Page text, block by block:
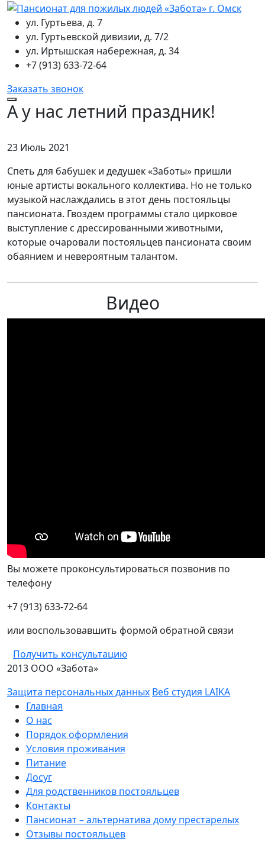
ул. Гуртьева, д. 7
ул. Гуртьевской дивизии, д. 7/2
ул. Иртышская набережная, д. 34
+7 (913) 633-72-64
Заказать звонок
А у нас летний праздник!
23 Июль 2021
Спеть для бабушек и дедушек «Заботы» пришли
юные артисты вокального коллектива. Но не только
музыкой наслаждались в этот день постояльцы
пансионата. Гвоздем программы стало цирковое
выступление с дрессированными животными,
которые очаровали постояльцев пансионата своим
обаянием и невероятным талантом.
Видео
Вы можете проконсультироваться позвонив по
телефону
+7 (913) 633-72-64
или воспользовавшить формой обратной связи
Получить консультацию
2013 ООО «Забота»
Защита персональных данных Веб студия LAIKA
Главная
О нас
Порядок оформления
Условия проживания
Питание
Досуг
Для родственников постояльцев
Контакты
Пансионат – альтернатива дому престарелых
Отзывы постояльцев